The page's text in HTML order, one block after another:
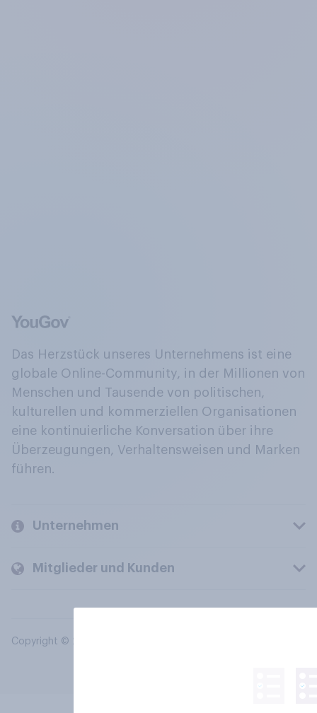
Das Herzstück unseres Unternehmens ist eine
globale Online-Community, in der Millionen von
Menschen und Tausende von politischen,
kulturellen und kommerziellen Organisationen
eine kontinuierliche Konversation über ihre
Überzeugungen, Verhaltensweisen und Marken
führen.
Unternehmen
Mitglieder und Kunden
Copyright © 2026 YouGov PLC. Alle Rechte vorbehalten.